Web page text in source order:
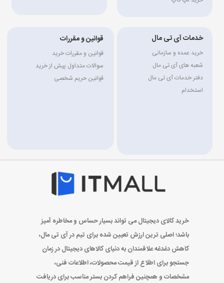
خدمات آی تی مال
خرید عمده و سازمانی
شعبه های آی تی مال
دفتر خدمات آی تی مال
استخدام
قوانین و مقررات
قوانین و مقررات خرید
سوالات متداول پیش از خرید
قوانین حریم شخصی
خرید کالای دیجیتال می تواند بسیار حساس و مخاطره آمیز
باشد؛ اصلی ترین ارزش تعیین شده برای تیم در آی تی مال،
کاهش دغدغه علاقمندان به دنیای کالاهای دیجیتال در زمان
جستجو برای اطلاع از قیمت محصولات، اطلاعات فنی،
مشخصات و همچنین فراهم کردن بستر مناسب برای دریافت